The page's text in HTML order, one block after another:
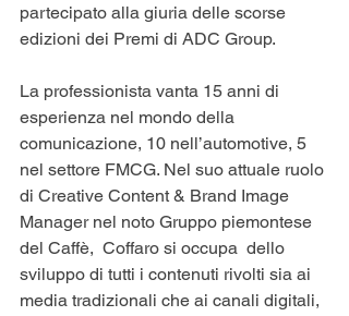
partecipato alla giuria delle scorse
edizioni dei Premi di ADC Group.
La professionista vanta 15 anni di
esperienza nel mondo della
comunicazione, 10 nell’automotive, 5
nel settore FMCG. Nel suo attuale ruolo
di Creative Content & Brand Image
Manager nel noto Gruppo piemontese
del Caffè,  Coffaro si occupa  dello
sviluppo di tutti i contenuti rivolti sia ai
media tradizionali che ai canali digitali,